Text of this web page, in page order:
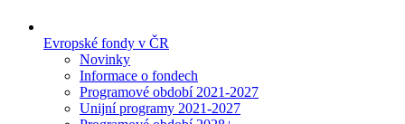
Evropské fondy v ČR
Novinky
Informace o fondech
Programové období 2021-2027
Unijní programy 2021-2027